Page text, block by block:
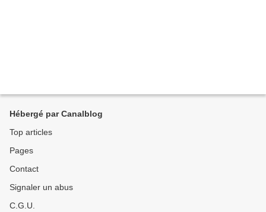
Hébergé par Canalblog
Top articles
Pages
Contact
Signaler un abus
C.G.U.